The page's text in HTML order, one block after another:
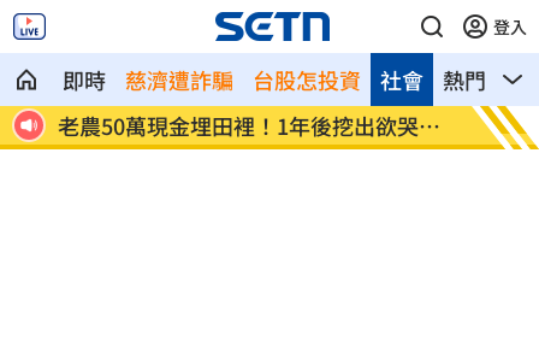
登入
即時 慈濟遭詐騙 台股怎投資 熱門 影
社會
欲哭無
高市長崎原爆81週年演說 避談非核三原
則